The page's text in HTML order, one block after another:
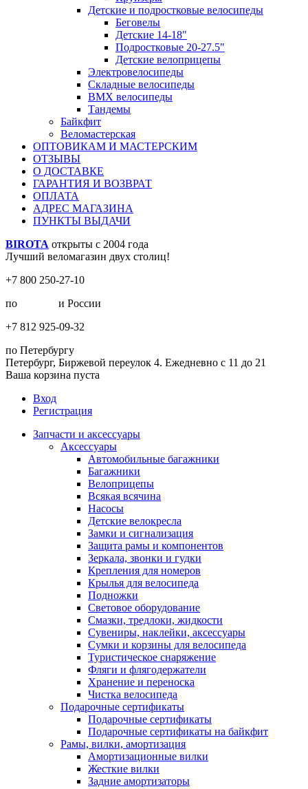
Детские и подростковые велосипеды
Беговелы
Детские 14-18"
Подростковые 20-27.5"
Детские велоприцепы
Электровелосипеды
Складные велосипеды
BMX велосипеды
Тандемы
Байкфит
Веломастерская
ОПТОВИКАМ И МАСТЕРСКИМ
ОТЗЫВЫ
О ДОСТАВКЕ
ГАРАНТИЯ И ВОЗВРАТ
ОПЛАТА
АДРЕС МАГАЗИНА
ПУНКТЫ ВЫДАЧИ
BIROTA открыты с 2004 года
Лучший веломагазин двух столиц!
+7 800 250-27-10
по
и России
+7 812 925-09-32
по Петербургу
Петербург, Биржевой переулок 4. Ежедневно с 11 до 21
Ваша корзина пуста
Вход
Регистрация
Запчасти и аксессуары
Аксессуары
Автомобильные багажники
Багажники
Велоприцепы
Всякая всячина
Насосы
Детские велокресла
Замки и сигнализация
Защита рамы и компонентов
Зеркала, звонки и гудки
Крепления для номеров
Крылья для велосипеда
Подножки
Световое оборудование
Смазки, тредлоки, жидкости
Сувениры, наклейки, аксессуары
Сумки и корзины для велосипеда
Туристическое снаряжение
Фляги и флягодержатели
Хранение и переноска
Чистка велосипеда
Подарочные сертификаты
Подарочные сертификаты
Подарочные сертификаты на байкфит
Рамы, вилки, амортизация
Амортизационные вилки
Жесткие вилки
Задние амортизаторы